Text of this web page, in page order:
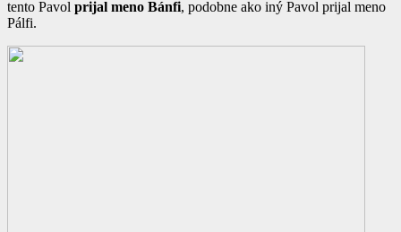
tento Pavol prijal meno Bánfi, podobne ako iný Pavol prijal meno
Pálfi.